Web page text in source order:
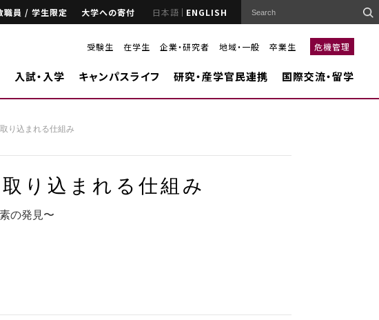
職員 / 学生限定 大学への寄付 日本語 ENGLISH
受験生 在学生 企業・研究者 地域・一般 卒業生 危機管理
入試・入学 キャンパスライフ 研究・産学官民連携 国際交流・留学
り込まれる仕組み
り込まれる仕組み
の発見〜